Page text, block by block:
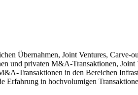
Übernahmen, Joint Ventures, Carve-
und privaten M&A-Transaktionen, Joint
Transaktionen in den Bereichen
in hochvolumigen